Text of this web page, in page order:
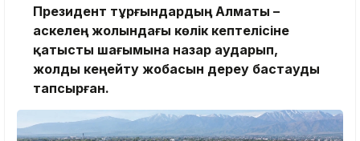
Президент тұрғындардың Алматы –
Қаскелең жолындағы көлік кептелісіне
қатысты шағымына назар аударып,
жолды кеңейту жобасын дереу бастауды
тапсырған.